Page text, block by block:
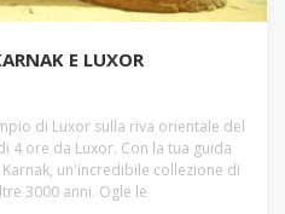
E LUXOR
di Luxor sulla riva orientale del
4 ore da Luxor. Con la tua guida
un'incredibile collezione di
3000 anni. Ogle le